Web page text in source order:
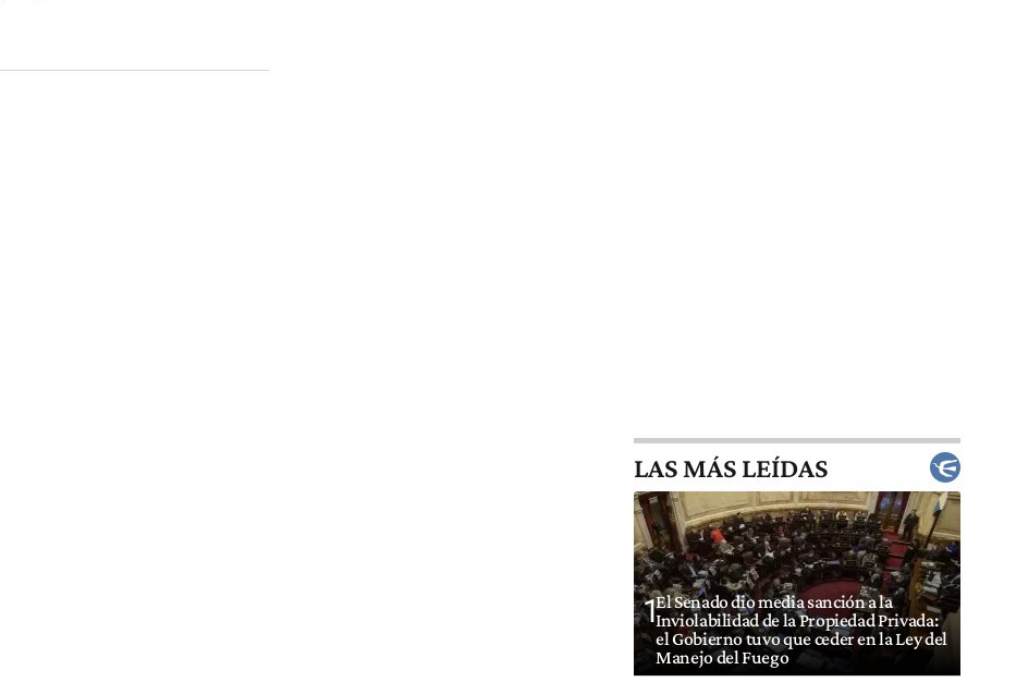
LAS MÁS LEÍDAS
1El Senado dio media sanción a la
Inviolabilidad de la Propiedad Privada:
el Gobierno tuvo que ceder en la Ley del
Manejo del Fuego